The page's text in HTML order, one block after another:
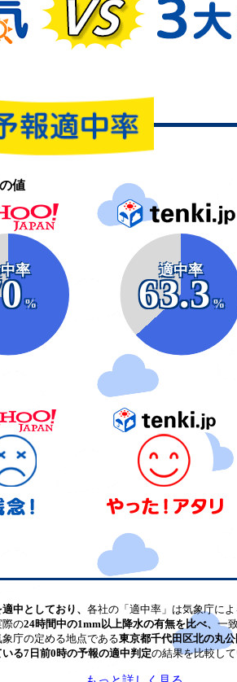
値
率
%
適中率
63.3
%
中としており、 各社の「適中率」は気象庁に
の24時間中の1mm以上降水の有無を比べ、 一
庁の定める地点である東京都千代田区北の丸公
る7日前0時の予報の適中判定の結果を比較して